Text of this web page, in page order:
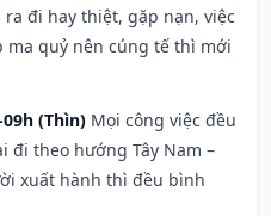
đi hay thiệt, gặp nạn, việc
quỷ nên cúng tế thì mới
(Thìn) Mọi công việc đều
đi theo hướng Tây Nam –
xuất hành thì đều bình